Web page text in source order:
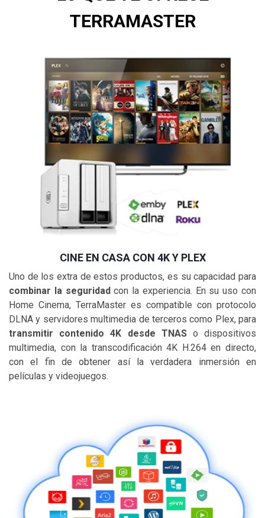
TERRAMASTER
CINE EN CASA CON 4K Y PLEX
Uno de los extra de estos productos, es su capacidad para
combinar la seguridad con la experiencia. En su uso con
Home Cinema, TerraMaster es compatible con protocolo
DLNA y servidores multimedia de terceros como Plex, para
transmitir contenido 4K desde TNASo dispositivos
multimedia, con la transcodificación 4K H.264 en directo,
con el fin de obtener así la verdadera inmersión en
películas y videojuegos.